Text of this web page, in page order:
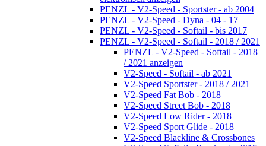
PENZL - V2-Speed - Sportster - ab 2004
PENZL - V2-Speed - Dyna - 04 - 17
PENZL - V2-Speed - Softail - bis 2017
PENZL - V2-Speed - Softail - 2018 / 2021
PENZL - V2-Speed - Softail - 2018
/ 2021 anzeigen
V2-Speed - Softail - ab 2021
V2-Speed Sportster - 2018 / 2021
V2-Speed Fat Bob - 2018
V2-Speed Street Bob - 2018
V2-Speed Low Rider - 2018
V2-Speed Sport Glide - 2018
V2-Speed Blackline & Crossbones